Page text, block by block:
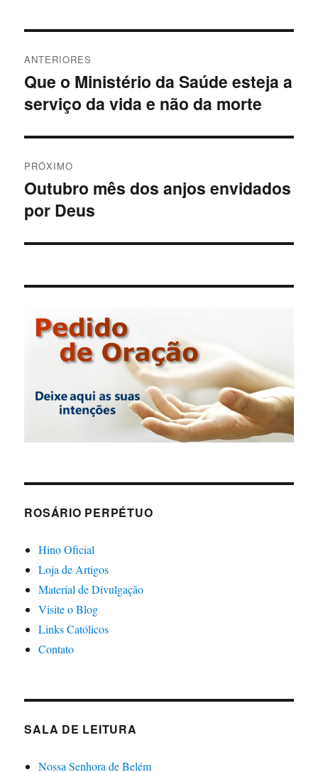
de
Post
ANTERIORES
Post
anterior:
Que o Ministério da Saúde esteja a
serviço da vida e não da morte
PRÓXIMO
Próximo
post:
Outubro mês dos anjos envidados
por Deus
ROSÁRIO PERPÉTUO
Hino Oficial
Loja de Artigos
Material de Divulgação
Visite o Blog
Links Católicos
Contato
SALA DE LEITURA
Nossa Senhora de Belém